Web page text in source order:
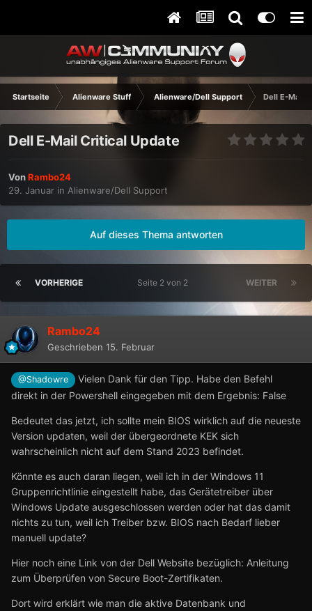
Startseite Alienware Stuff Alienware/Dell Support Dell E-Mail
Dell E-Mail Critical Update
VonRambo24
29. Januar in Alienware/Dell Support
Auf dieses Thema antworten
VORHERIGE WEITER
Seite 2 von 2
Rambo24
Geschrieben 15. Februar
@Shadowre
Vielen Dank für den Tipp. Habe den Befehl
direkt in der Powershell eingegeben mit dem Ergebnis: False
Bedeutet das jetzt, ich sollte mein BIOS wirklich auf die neueste
Version updaten, weil der übergeordnete KEK sich
wahrscheinlich nicht auf dem Stand 2023 befindet.
Könnte es auch daran liegen, weil ich in der Windows 11
Gruppenrichtlinie eingestellt habe, das Gerätetreiber über
Windows Update ausgeschlossen werden oder hat das damit
nichts zu tun, weil ich Treiber bzw. BIOS nach Bedarf lieber
manuell update?
Hier noch eine Link von der Dell Website bezüglich: Anleitung
zum Überprüfen von Secure Boot-Zertifikaten.
Dort wird erklärt wie man die aktive Datenbank und